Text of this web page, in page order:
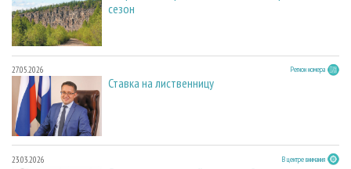
сезон
27.05.2026 Регион номера
Ставка на лиственницу
23.03.2026 В центре внимания